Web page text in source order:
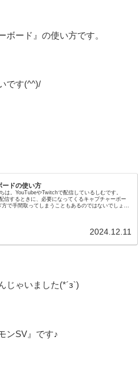
ボード』の使い方です。
です(^^)/
ードの使い方
は。YouTubeやTwitchで配信しているしむです。
信するときに、必要になってくるキャプチャーボー
方で手間取ってしまうこともあるのではないでしょう
2024.12.11
じゃいました(*´з`)
ンSV』です♪